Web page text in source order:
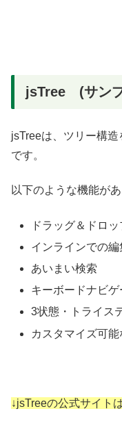
jsTree (サン
jsTreeは、ツリー構
です。
以下のような機能があ
ドラッグ＆ドロッ
インラインでの
あいまい検索
キーボードナビゲ
3状態・トライス
カスタマイズ可
↓jsTreeの公式サイト